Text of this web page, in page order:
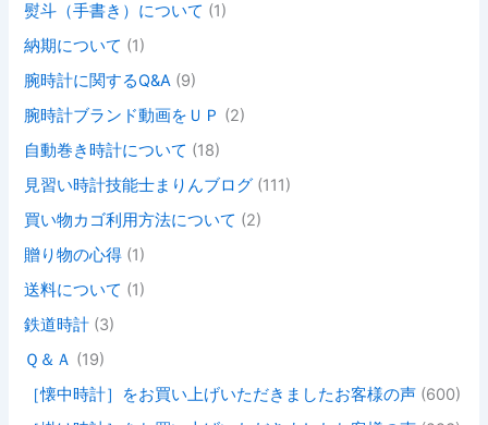
熨斗（手書き）について (1)
納期について (1)
腕時計に関するQ&A (9)
腕時計ブランド動画をＵＰ (2)
自動巻き時計について (18)
見習い時計技能士まりんブログ (111)
買い物カゴ利用方法について (2)
贈り物の心得 (1)
送料について (1)
鉄道時計 (3)
Ｑ＆Ａ (19)
［懐中時計］をお買い上げいただきましたお客様の声 (600)